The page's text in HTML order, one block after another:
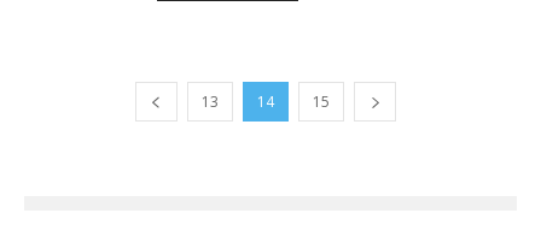
13 14 15